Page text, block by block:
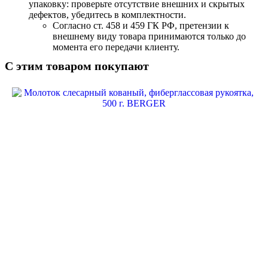
упаковку: проверьте отсутствие внешних и скрытых
дефектов, убедитесь в комплектности.
Согласно ст. 458 и 459 ГК РФ, претензии к
внешнему виду товара принимаются только до
момента его передачи клиенту.
С этим товаром покупают